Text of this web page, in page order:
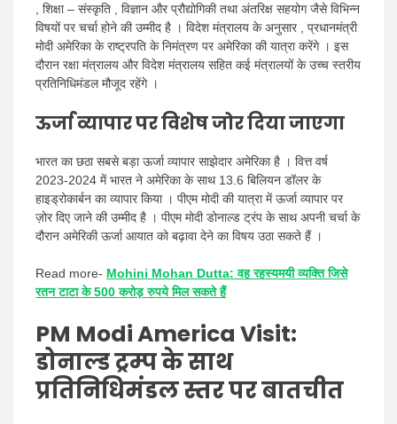
, शिक्षा – संस्कृति , विज्ञान और प्रौद्योगिकी तथा अंतरिक्ष सहयोग जैसे विभिन्न
विषयों पर चर्चा होने की उम्मीद है । विदेश मंत्रालय के अनुसार , प्रधानमंत्री
मोदी अमेरिका के राष्ट्रपति के निमंत्रण पर अमेरिका की यात्रा करेंगे । इस
दौरान रक्षा मंत्रालय और विदेश मंत्रालय सहित कई मंत्रालयों के उच्च स्तरीय
प्रतिनिधिमंडल मौजूद रहेंगे ।
ऊर्जा व्यापार पर विशेष जोर दिया जाएगा
भारत का छठा सबसे बड़ा ऊर्जा व्यापार साझेदार अमेरिका है । वित्त वर्ष
2023-2024 में भारत ने अमेरिका के साथ 13.6 बिलियन डॉलर के
हाइड्रोकार्बन का व्यापार किया । पीएम मोदी की यात्रा में ऊर्जा व्यापार पर
ज़ोर दिए जाने की उम्मीद है । पीएम मोदी डोनाल्ड ट्रंप के साथ अपनी चर्चा के
दौरान अमेरिकी ऊर्जा आयात को बढ़ावा देने का विषय उठा सकते हैं ।
Read more- Mohini Mohan Dutta: वह रहस्यमयी व्यक्ति जिसे
रतन टाटा के 500 करोड़ रुपये मिल सकते हैं
PM Modi America Visit:
डोनाल्ड ट्रम्प के साथ
प्रतिनिधिमंडल स्तर पर बातचीत